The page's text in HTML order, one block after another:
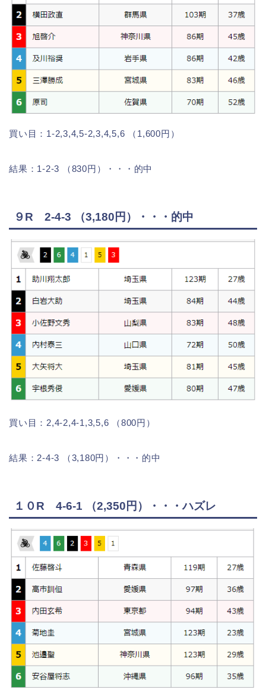
買い目：1-2,3,4,5-2,3,4,5,6 （1,600円）
結果：1-2-3 （830円）・・・的中
９R 2-4-3 （3,180円）・・・的中
買い目：2,4-2,4-1,3,5,6 （800円）
結果：2-4-3 （3,180円）・・・的中
１０R 4-6-1 （2,350円）・・・ハズレ